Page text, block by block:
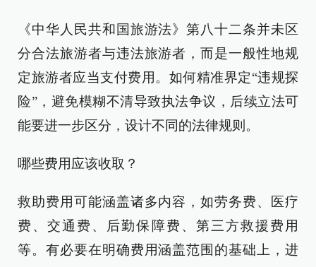
《中华人民共和国旅游法》第八十二条并未区
分合法旅游者与违法旅游者，而是一般性地规
定旅游者应当支付费用。如何精准界定“违规探
险”，避免模糊不清导致执法争议，后续立法可
能要进一步区分，设计不同的法律规则。
哪些费用应该收取？
救助费用可能涵盖诸多内容，如劳务费、医疗
费、交通费、后勤保障费、第三方救援费用
等。有必要在明确费用涵盖范围的基础上，进